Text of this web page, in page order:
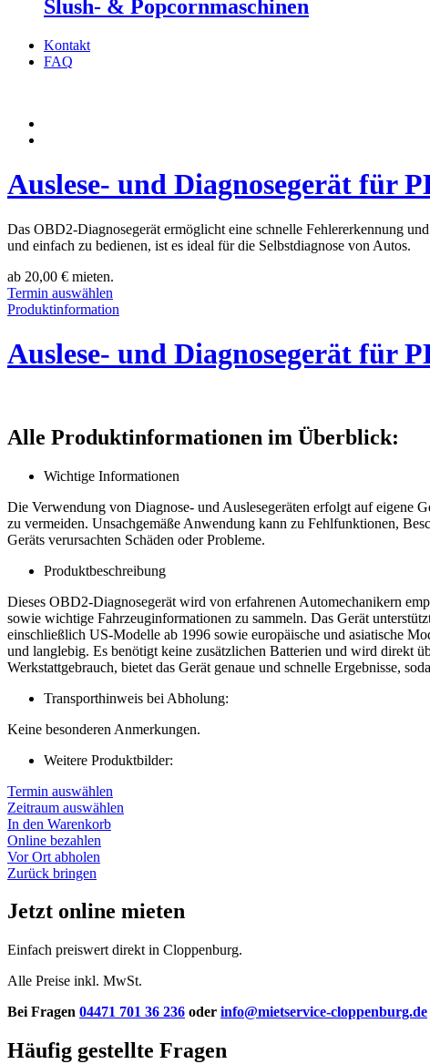
Slush- & Popcornmaschinen
Kontakt
FAQ
Auslese- und Diagnosegerät für
Das OBD2-Diagnosegerät ermöglicht eine schnelle Fehlererkennung
und einfach zu bedienen, ist es ideal für die Selbstdiagnose von Autos.
ab 20,00 € mieten.
Termin auswählen
Produktinformation
Auslese- und Diagnosegerät für
Alle Produktinformationen im Überblick:
Wichtige Informationen
Die Verwendung von Diagnose- und Auslesegeräten erfolgt auf eigene
zu vermeiden. Unsachgemäße Anwendung kann zu Fehlfunktionen,
Geräts verursachten Schäden oder Probleme.
Produktbeschreibung
Dieses OBD2-Diagnosegerät wird von erfahrenen Automechanikern
sowie wichtige Fahrzeuginformationen zu sammeln. Das Gerät
einschließlich US-Modelle ab 1996 sowie europäische und asiatische
und langlebig. Es benötigt keine zusätzlichen Batterien und wird direkt
Werkstattgebrauch, bietet das Gerät genaue und schnelle Ergebnisse,
Transporthinweis bei Abholung:
Keine besonderen Anmerkungen.
Weitere Produktbilder:
Termin auswählen
Zeitraum auswählen
In den Warenkorb
Online bezahlen
Vor Ort abholen
Zurück bringen
Jetzt online mieten
Einfach preiswert direkt in Cloppenburg.
Alle Preise inkl. MwSt.
Bei Fragen 04471 701 36 236 oder info@mietservice-cloppenburg.de
Häufig gestellte Fragen